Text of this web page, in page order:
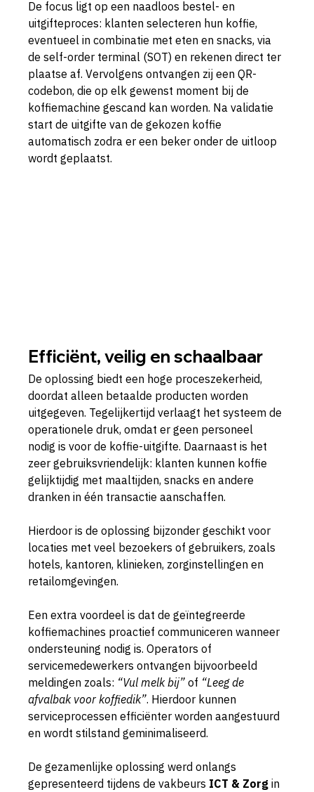
De focus ligt op een naadloos bestel- en
uitgifteproces: klanten selecteren hun koffie,
eventueel in combinatie met eten en snacks, via
de self-order terminal (SOT) en rekenen direct ter
plaatse af. Vervolgens ontvangen zij een QR-
codebon, die op elk gewenst moment bij de
koffiemachine gescand kan worden. Na validatie
start de uitgifte van de gekozen koffie
automatisch zodra er een beker onder de uitloop
wordt geplaatst.
Efficiënt, veilig en schaalbaar
De oplossing biedt een hoge proceszekerheid,
doordat alleen betaalde producten worden
uitgegeven. Tegelijkertijd verlaagt het systeem de
operationele druk, omdat er geen personeel
nodig is voor de koffie-uitgifte. Daarnaast is het
zeer gebruiksvriendelijk: klanten kunnen koffie
gelijktijdig met maaltijden, snacks en andere
dranken in één transactie aanschaffen.
Hierdoor is de oplossing bijzonder geschikt voor
locaties met veel bezoekers of gebruikers, zoals
hotels, kantoren, klinieken, zorginstellingen en
retailomgevingen.
Een extra voordeel is dat de geïntegreerde
koffiemachines proactief communiceren wanneer
ondersteuning nodig is. Operators of
servicemedewerkers ontvangen bijvoorbeeld
meldingen zoals: “Vul melk bij” of “Leeg de
afvalbak voor koffiedik”. Hierdoor kunnen
serviceprocessen efficiënter worden aangestuurd
en wordt stilstand geminimaliseerd.
De gezamenlijke oplossing werd onlangs
gepresenteerd tijdens de vakbeurs ICT & Zorg in